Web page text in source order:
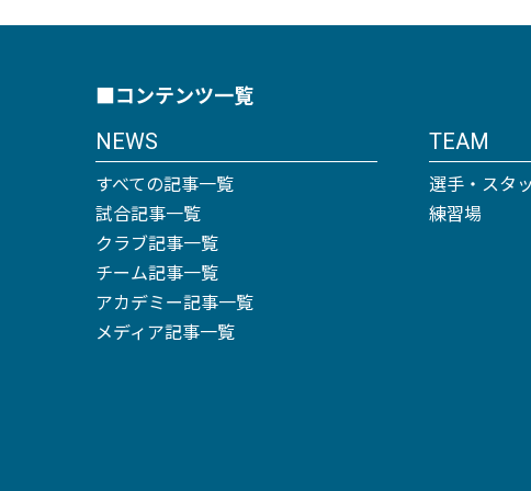
■コンテンツ一覧
NEWS
すべての記事一覧
試合記事一覧
クラブ記事一覧
チーム記事一覧
アカデミー記事一覧
メディア記事一覧
TEAM
選手・スタ
練習場